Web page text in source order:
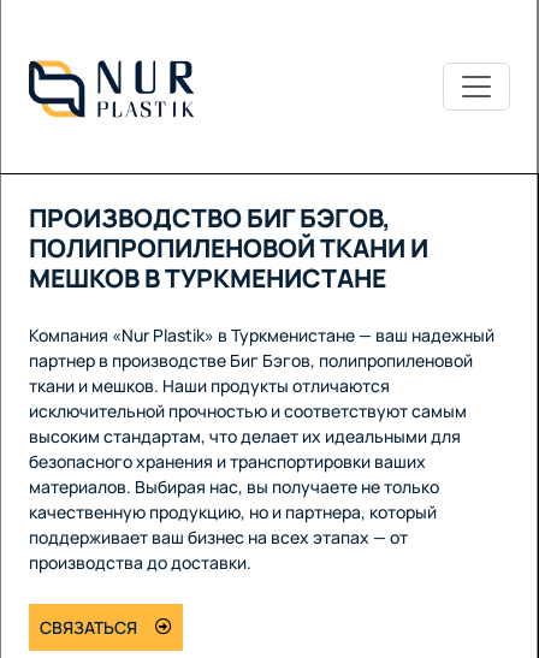
ПРОИЗВОДСТВО БИГ БЭГОВ,
ПОЛИПРОПИЛЕНОВОЙ ТКАНИ И
МЕШКОВ В ТУРКМЕНИСТАНЕ
Компания «Nur Plastik» в Туркменистане — ваш надежный
партнер в производстве Биг Бэгов, полипропиленовой
ткани и мешков. Наши продукты отличаются
исключительной прочностью и соответствуют самым
высоким стандартам, что делает их идеальными для
безопасного хранения и транспортировки ваших
материалов. Выбирая нас, вы получаете не только
качественную продукцию, но и партнера, который
поддерживает ваш бизнес на всех этапах — от
производства до доставки.
СВЯЗАТЬСЯ